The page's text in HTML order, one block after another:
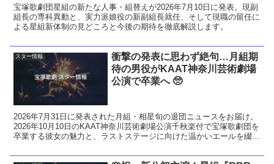
宝塚歌劇団星組の新たな人事・組替えが2026年7月10日に発表。現副
組長の専科異動と、実力派娘役の新副組長就任、そして現職の留任に
よる星組新体制の見どころと今後の期待を徹底解説します。
スター情報
衝撃の発表に思わず絶句…月組期
待の男役がKAAT神奈川芸術劇場
公演で卒業へ 🥺
2026年7月31日に発表された月組・相星旬の退団ニュースをお届け。
2026年10月10日のKAAT神奈川芸術劇場公演千秋楽付で宝塚歌劇団を
卒業する彼女の魅力と、ラストステージに向けた温かいエールを綴り